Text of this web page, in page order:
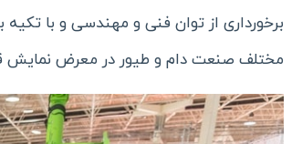
برخورداری از توان فنی و مهندسی و با
مختلف صنعت دام و طیور در معرض نمایش